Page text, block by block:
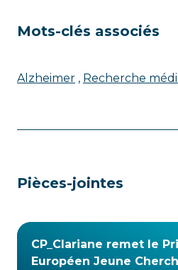
Mots-clés associés
Alzheimer Recherche
Pièces-jointes
CP_Clariane remet le
Européen Jeune